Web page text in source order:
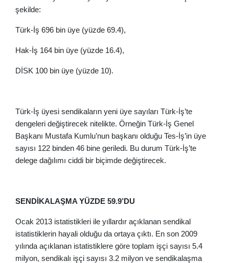
şekilde:
Türk-İş 696 bin üye (yüzde 69.4),
Hak-İş 164 bin üye (yüzde 16.4),
DİSK 100 bin üye (yüzde 10).
Türk-İş üyesi sendikaların yeni üye sayıları Türk-İş’te
dengeleri değiştirecek nitelikte. Örneğin Türk-İş Genel
Başkanı Mustafa Kumlu’nun başkanı olduğu Tes-İş’in üye
sayısı 122 binden 46 bine geriledi. Bu durum Türk-İş’te
delege dağılımı ciddi bir biçimde değiştirecek.
SENDİKALAŞMA YÜZDE 59.9’DU
Ocak 2013 istatistikleri ile yıllardır açıklanan sendikal
istatistiklerin hayali olduğu da ortaya çıktı. En son 2009
yılında açıklanan istatistiklere göre toplam işçi sayısı 5.4
milyon, sendikalı işçi sayısı 3.2 milyon ve sendikalaşma